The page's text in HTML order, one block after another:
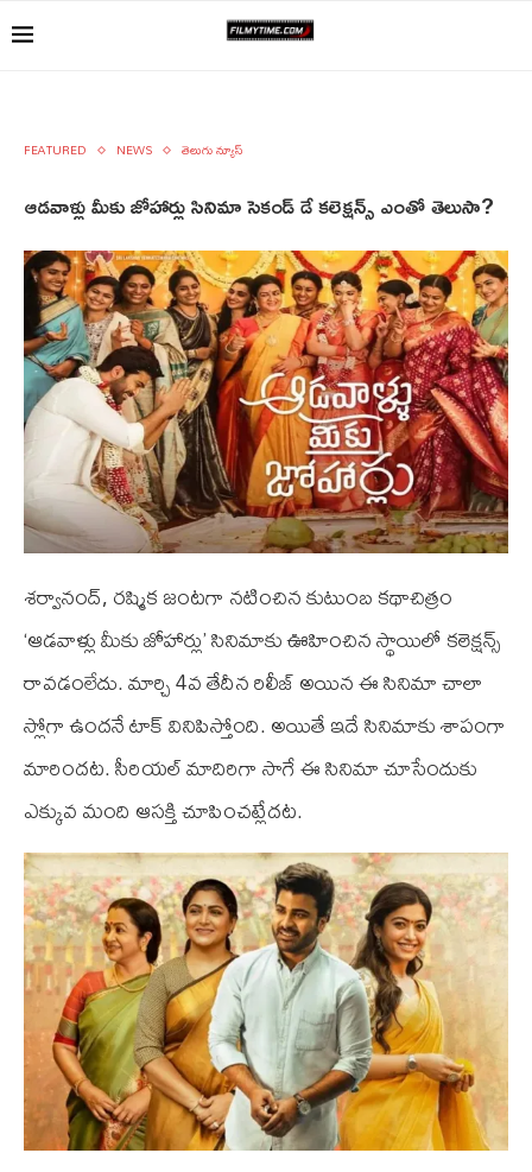
FEATURED NEWS తెలుగు న్యూస్
ఆడవాళ్లు మీకు జోహార్లు సినిమా సెకండ్ డే కలెక్షన్స్ ఎంతో తెలుసా?
శర్వానంద్‌, రష్మిక జంటగా నటించిన కుటుంబ కథాచిత్రం
‘ఆడవాళ్లు మీకు జోహార్లు’ సినిమాకు ఊహించిన స్థాయిలో కలెక్షన్స్
రావడంలేదు. మార్చి 4వ తేదీన రిలీజ్ అయిన ఈ సినిమా చాలా
స్లోగా ఉందనే టాక్ వినిపిస్తోంది. అయితే ఇదే సినిమాకు శాపంగా
మారిందట. సీరియల్ మాదిరిగా సాగే ఈ సినిమా చూసేందుకు
ఎక్కువ మంది ఆసక్తి చూపించట్లేదట.